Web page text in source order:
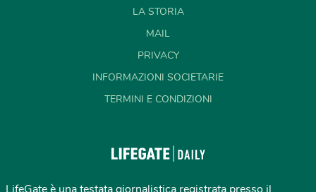
LA STORIA
MAIL
PRIVACY
INFORMAZIONI SOCIETARIE
TERMINI E CONDIZIONI
LifeGate è una testata giornalistica registrata presso il